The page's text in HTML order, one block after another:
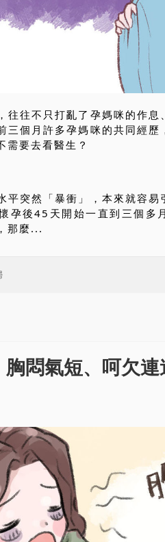
往往不只打亂了孕媽咪的作息
三個月許多孕媽咪的共同經歷
需要去看醫生？
平突然「暴衝」，本來就容易
孕後45天開始一直到三個多
那麼...
胸悶氣短、呵欠